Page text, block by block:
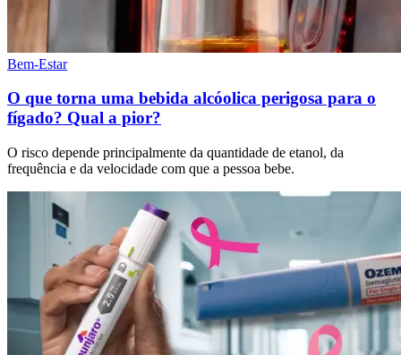
Bem-Estar
O que torna uma bebida alcóolica perigosa para o
fígado? Qual a pior?
O risco depende principalmente da quantidade de etanol, da
frequência e da velocidade com que a pessoa bebe.